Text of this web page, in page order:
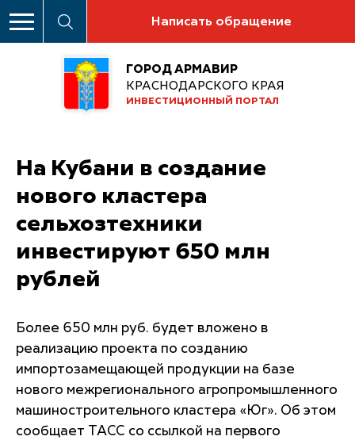
Написать обращение
ГОРОД АРМАВИР
КРАСНОДАРСКОГО КРАЯ
ИНВЕСТИЦИОННЫЙ ПОРТАЛ
На Кубани в создание
нового кластера
сельхозтехники
инвестируют 650 млн
рублей
Более 650 млн руб. будет вложено в
реализацию проекта по созданию
импортозамещающей продукции на базе
нового межрегионального агропромышленного
машиностроительного кластера «Юг». Об этом
сообщает ТАСС со ссылкой на первого